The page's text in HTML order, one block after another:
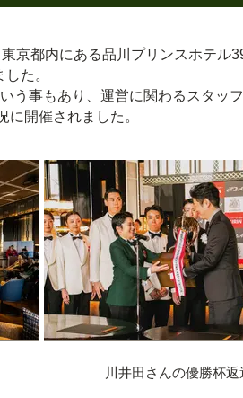
京都内にある品川プリンスホテル
た。
う事もあり、運営に関わるスタッ
開催されました。
川井田さんの優勝杯返